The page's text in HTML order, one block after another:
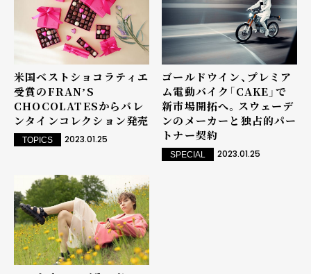
米国ベストショコラティエ
受賞のFRANʼS
CHOCOLATESからバレ
ンタインコレクション発売
TOPICS 2023.01.25
ゴールドウイン、プレミア
ム電動バイク「CAKE」で
新市場開拓へ。スウェーデ
ンのメーカーと独占的パー
トナー契約
SPECIAL 2023.01.25